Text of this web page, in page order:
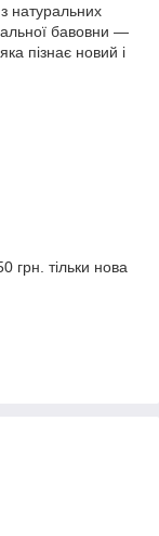
натуральних
бавовни —
пізнає новий і
грн. тільки нова